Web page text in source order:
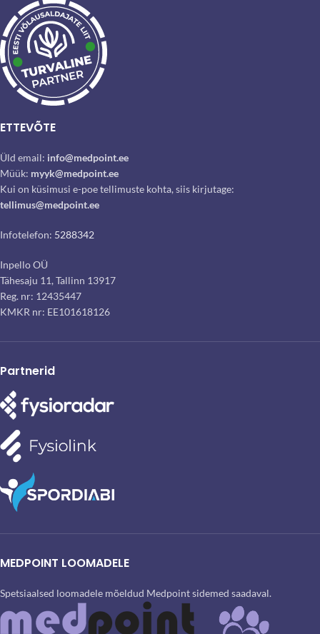
ETTEVÕTE
Üld email: info@medpoint.ee
Müük: myyk@medpoint.ee
Kui on küsimusi e-poe tellimuste kohta, siis kirjutage:
tellimus@medpoint.ee
Infotelefon: 5288342
Inpello OÜ
Tähesaju 11, Tallinn 13917
Reg. nr: 12435447
KMKR nr: EE101618126
Partnerid
MEDPOINT LOOMADELE
Spetsiaalsed loomadele mõeldud Medpoint sidemed saadaval.